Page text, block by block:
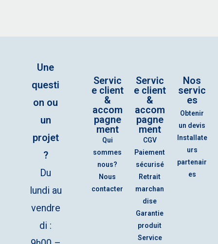
Une
questi
on ou
un
projet
?
Du
lundi au
vendre
di :
Servic
e client
&
accom
pagne
ment
Qui
sommes
nous?
Nous
contacter
Servic
e client
&
accom
pagne
ment
CGV
Paiement
sécurisé
Retrait
marchan
dise
Garantie
produit
Service
Nos
servic
es
Obtenir
un devis
Installate
urs
partenair
es